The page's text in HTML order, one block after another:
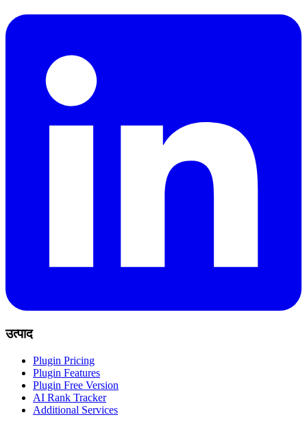
उत्पाद
Plugin Pricing
Plugin Features
Plugin Free Version
AI Rank Tracker
Additional Services